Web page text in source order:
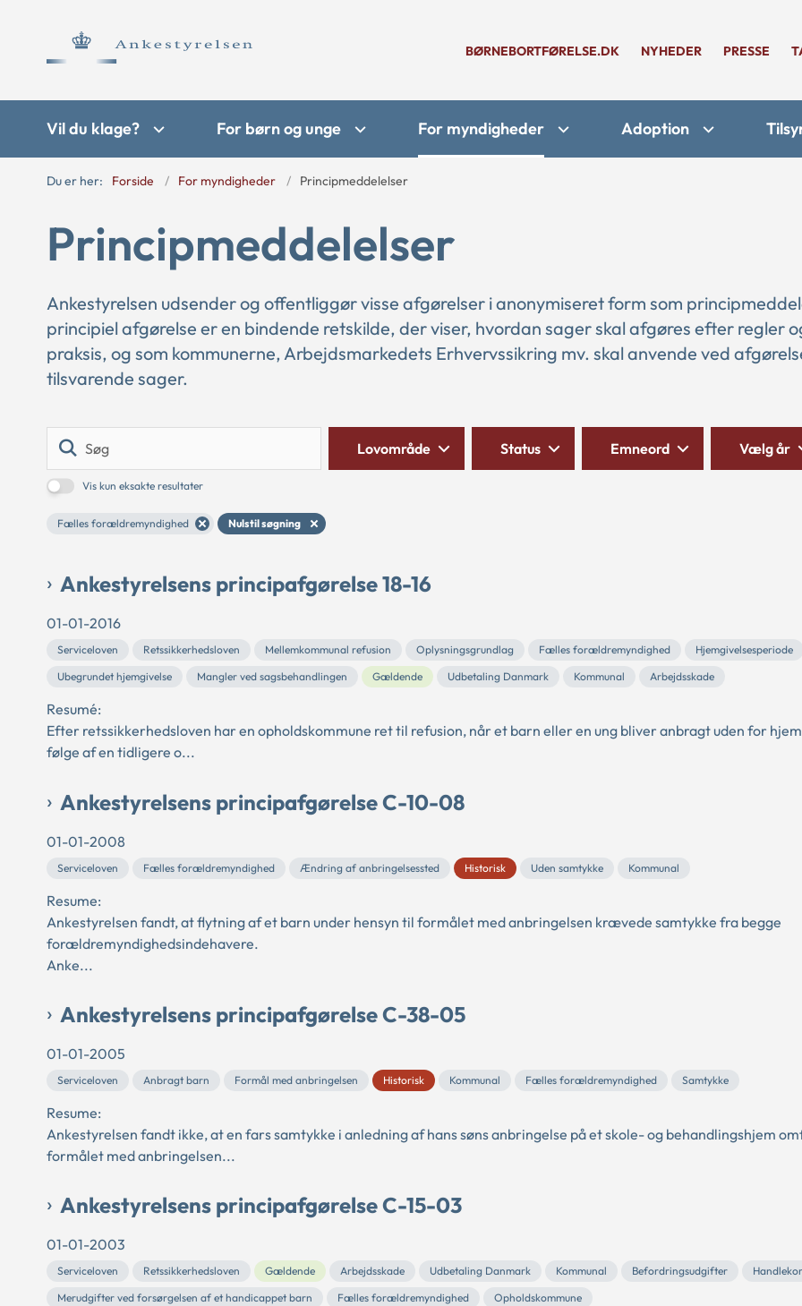
BØRNEBORTFØRELSE.DK NYHEDER PRESSE
Vil du klage? For børn og unge For myndigheder Adoption
Du er her: Forside For myndigheder Principmeddelelser
Principmeddelelser
Ankestyrelsen udsender og offentliggør visse afgørelser i anonymiseret form som
principiel afgørelse er en bindende retskilde, der viser, hvordan sager skal afgøres efter regler
praksis, og som kommunerne, Arbejdsmarkedets Erhvervssikring mv. skal anvende ved
tilsvarende sager.
Vis kun eksakte resultater
Lovområde Status Emneord Vælg år
Fælles forældremyndighed Nulstil søgning
Ankestyrelsens principafgørelse 18-16
01-01-2016
Serviceloven Retssikkerhedsloven Mellemkommunal refusion Oplysningsgrundlag Fælles forældremyndighed
Hjemgivelsesperiode
Ubegrundet hjemgivelse
Mangler ved sagsbehandlingen Gældende Udbetaling Danmark Kommunal Arbejdsskade
Resumé:
Efter retssikkerhedsloven har en opholdskommune ret til refusion, når et barn eller en ung bliver anbragt uden for
følge af en tidligere o...
Ankestyrelsens principafgørelse C-10-08
01-01-2008
Serviceloven Fælles forældremyndighed Ændring af anbringelsessted Historisk Uden samtykke Kommunal
Resume:
Ankestyrelsen fandt, at flytning af et barn under hensyn til formålet med anbringelsen krævede samtykke fra begge
forældremyndighedsindehavere.
Anke...
Ankestyrelsens principafgørelse C-38-05
01-01-2005
Serviceloven Anbragt barn Formål med anbringelsen Historisk Kommunal Fælles forældremyndighed Samtykke
Resume:
Ankestyrelsen fandt ikke, at en fars samtykke i anledning af hans søns anbringelse på et skole- og behandlingshjem
formålet med anbringelsen...
Ankestyrelsens principafgørelse C-15-03
01-01-2003
Serviceloven Retssikkerhedsloven Gældende Arbejdsskade Udbetaling Danmark Kommunal Befordringsudgifter
Merudgifter ved forsørgelsen af et handicappet barn
Fælles forældremyndighed Opholdskommune